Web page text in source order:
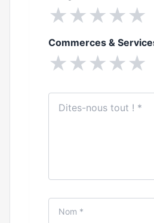
★★★★★
Commerces &
★★★★★